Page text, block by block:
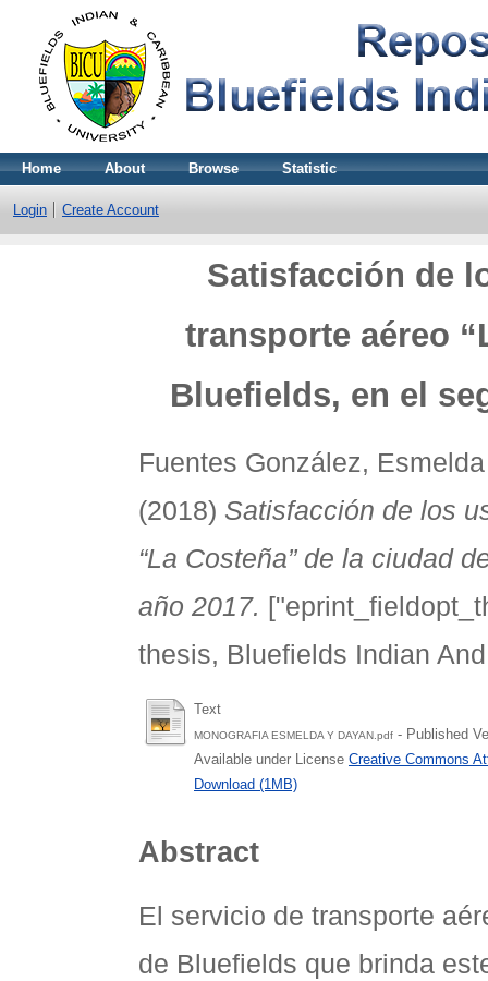
Home About Browse Statistic
Login Create Account
Satisfacción de
transporte aéreo
Bluefields, en el
Fuentes González,
(2018) Satisfacción de los
“La Costeña” de la ciudad
año 2017.
thesis, Bluefields Indian
Text
MONOGRAFIA ESMELDA Y DAYAN.pdf - Published
Available under License Creative Commons
Download (1MB)
Abstract
El servicio de transporte
de Bluefields que brinda